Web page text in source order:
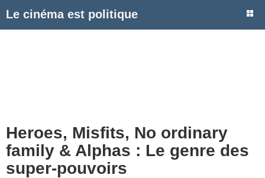
Le cinéma est politique
Heroes, Misfits, No ordinary
family & Alphas : Le genre des
super-pouvoirs